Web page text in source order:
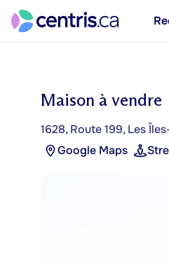
Maison à vendre
1628, Route 199, Les
Google Maps